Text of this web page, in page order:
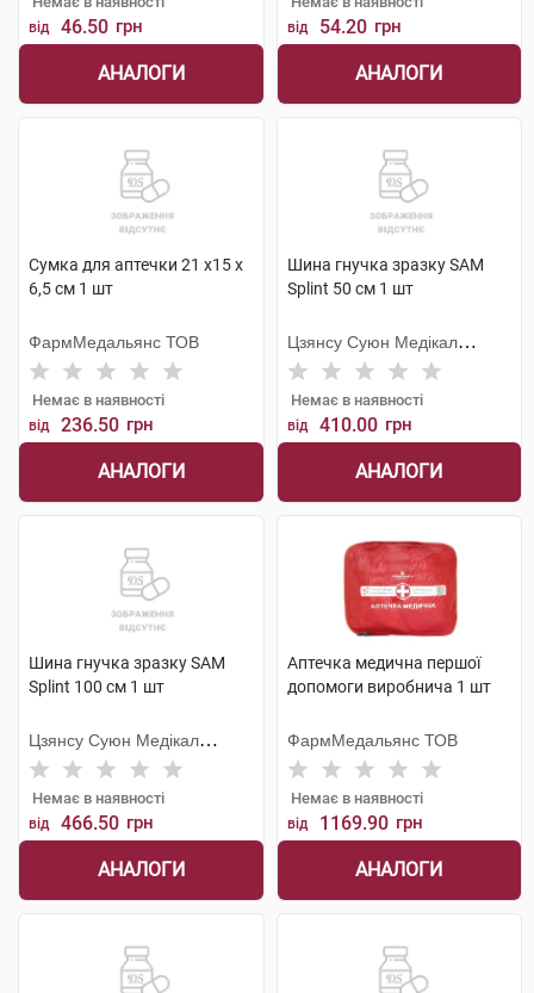
від 46.50 грн
АНАЛОГИ
від 54.20 грн
АНАЛОГИ
Сумка для аптечки 21 х15 х
6,5 см 1 шт
ФармМедальянс ТОВ
Немає в наявності
від 236.50 грн
АНАЛОГИ
Шина гнучка зразку SAM
Splint 50 см 1 шт
Цзянсу Суюн Медікал
Метіріалс
Немає в наявності
від 410.00 грн
АНАЛОГИ
Шина гнучка зразку SAM
Splint 100 см 1 шт
Цзянсу Суюн Медікал
Метіріалс
Немає в наявності
від 466.50 грн
АНАЛОГИ
Аптечка медична першої
допомоги виробнича 1 шт
ФармМедальянс ТОВ
Немає в наявності
від 1169.90 грн
АНАЛОГИ